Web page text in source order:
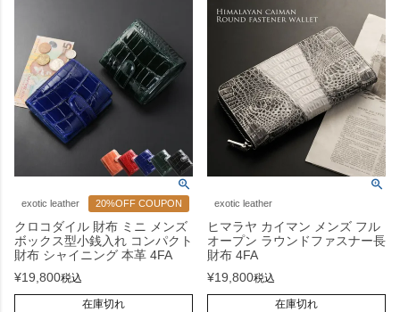
exotic leather 20%OFF COUPON
クロコダイル 財布 ミニ メンズ
ボックス型小銭入れ コンパクト
財布 シャイニング 本革 4FA
¥19,800税込
在庫切れ
exotic leather
ヒマラヤ カイマン メンズ フル
オープン ラウンドファスナー長
財布 4FA
¥19,800税込
在庫切れ